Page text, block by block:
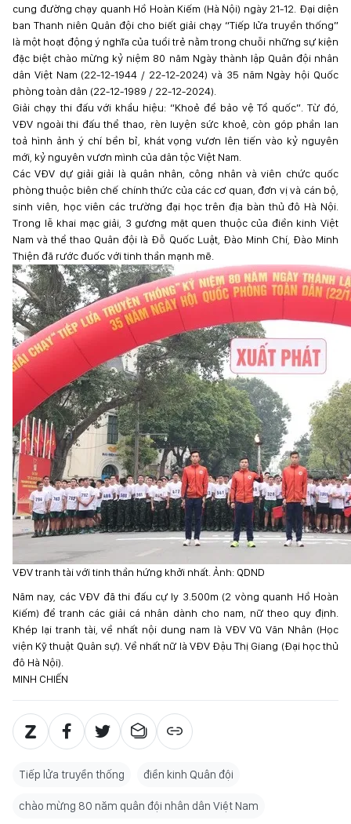
cung đường chạy quanh Hồ Hoàn Kiếm (Hà Nội) ngày 21-12. Đại diện
ban Thanh niên Quân đội cho biết giải chạy “Tiếp lửa truyền thống”
là một hoạt động ý nghĩa của tuổi trẻ nằm trong chuỗi những sự kiện
đặc biệt chào mừng kỷ niệm 80 năm Ngày thành lập Quân đội nhân
dân Việt Nam (22-12-1944 / 22-12-2024) và 35 năm Ngày hội Quốc
phòng toàn dân (22-12-1989 / 22-12-2024).
Giải chạy thi đấu với khẩu hiệu: “Khoẻ để bảo vệ Tổ quốc”. Từ đó,
VĐV ngoài thi đấu thể thao, rèn luyện sức khoẻ, còn góp phần lan
toả hình ảnh ý chí bền bỉ, khát vọng vươn lên tiến vào kỷ nguyên
mới, kỷ nguyên vươn mình của dân tộc Việt Nam.
Các VĐV dự giải giải là quân nhân, công nhân và viên chức quốc
phòng thuộc biên chế chính thức của các cơ quan, đơn vị và cán bộ,
sinh viên, học viên các trường đại học trên địa bàn thủ đô Hà Nội.
Trong lễ khai mạc giải, 3 gương mặt quen thuộc của điền kinh Việt
Nam và thể thao Quân đội là Đỗ Quốc Luật, Đào Minh Chí, Đào Minh
Thiện đã rước đuốc với tinh thần mạnh mẽ.
VĐV tranh tài với tinh thần hứng khởi nhất. Ảnh: QDND
Năm nay, các VĐV đã thi đấu cự ly 3.500m (2 vòng quanh Hồ Hoàn
Kiếm) để tranh các giải cá nhân dành cho nam, nữ theo quy định.
Khép lại tranh tài, về nhất nội dung nam là VĐV Vũ Văn Nhân (Học
viện Kỹ thuật Quân sự). Về nhất nữ là VĐV Đậu Thị Giang (Đại học thủ
đô Hà Nội).
MINH CHIẾN
Tiếp lửa truyền thống điền kinh Quân đội
chào mừng 80 năm quân đội nhân dân Việt Nam